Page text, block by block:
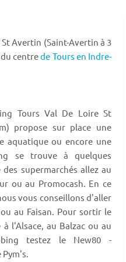
Avertin (Saint-Avertin à 3
du centrede Tours en Indre-
Tours Val De Loire St
propose sur place une
aquatique ou encore une
se trouve à quelques
supermarchés allez au
ou au Promocash. En ce
vous conseillons d'aller
au Faisan. Pour sortir le
l'Alsace, au Balzac ou au
testez le New80 -